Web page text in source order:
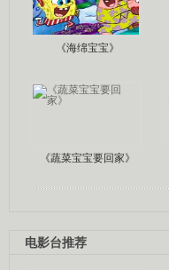
《海绵宝宝》
《蔬菜宝宝要回家》
电影台推荐